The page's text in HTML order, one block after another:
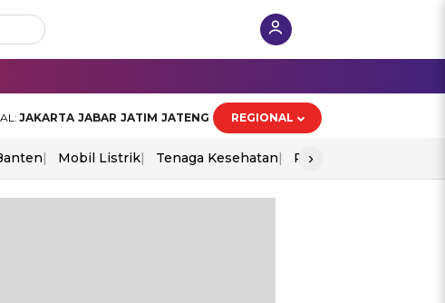
JAKARTA JABAR JATIM JATENG REGIONAL
Mobil Listrik Tenaga Kesehatan Perang As-Iran
›